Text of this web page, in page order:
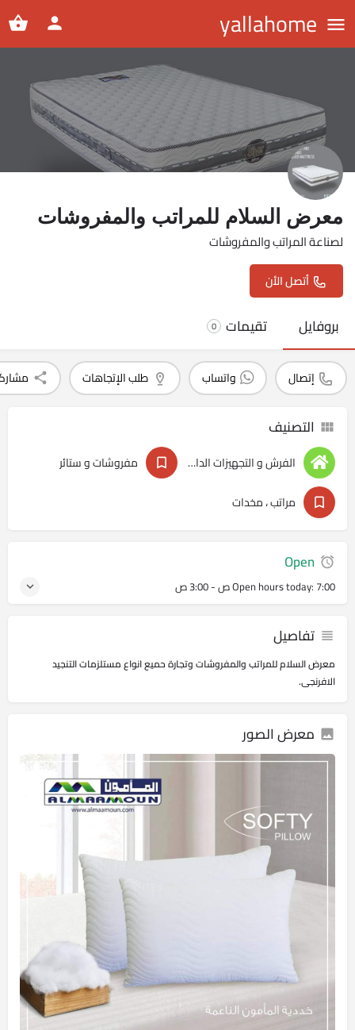
yallahome
معرض السلام للمراتب والمفروشات
لصناعة المراتب والمفروشات
أتصل الأن
بروفايل تقيمات 0
إتصال واتساب طلب الإتجاهات
التصنيف
الفرش و التجهيزات الداخليه
مفروشات و ستائر
مراتب ، مخدات
Open
Open hours today: 7:00 ص - 3:00 ص
تفاصيل
معرض السلام للمراتب والمفروشات وتجارة حميع انواع مستلزمات التنجيد
الافرنجى.
معرض الصور